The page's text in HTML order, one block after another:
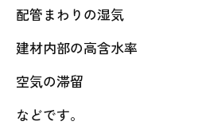
配管まわりの湿気
建材内部の高含水率
空気の滞留
などです。